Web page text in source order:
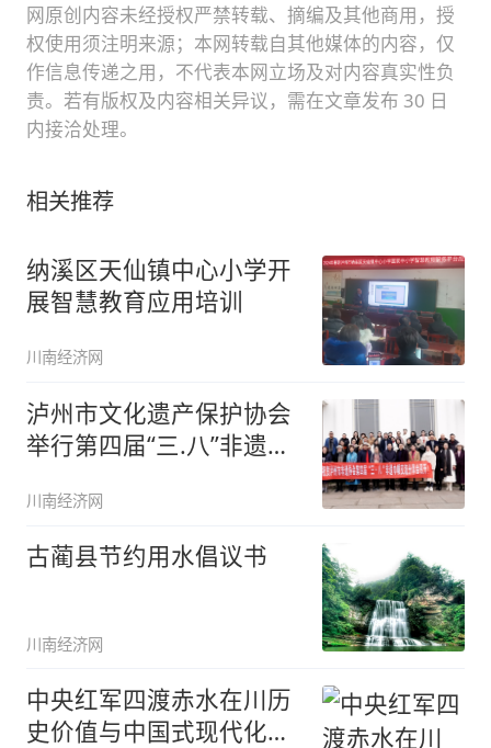
网原创内容未经授权严禁转载、摘编及其他商用，授
权使用须注明来源；本网转载自其他媒体的内容，仅
作信息传递之用，不代表本网立场及对内容真实性负
责。若有版权及内容相关异议，需在文章发布 30 日
内接洽处理。
相关推荐
纳溪区天仙镇中心小学开
展智慧教育应用培训
川南经济网
泸州市文化遗产保护协会
举行第四届“三.八”非遗巾
川南经济网
古蔺县节约用水倡议书
川南经济网
中央红军四渡赤水在川历
史价值与中国式现代化建